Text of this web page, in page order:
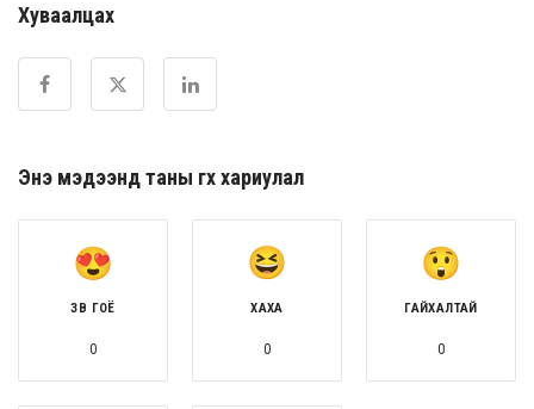
Хуваалцах
Энэ мэдээнд таны өгөх хариулал
ЗӨВ ГОЁ
0
ХАХА
0
ГАЙХАЛТАЙ
0